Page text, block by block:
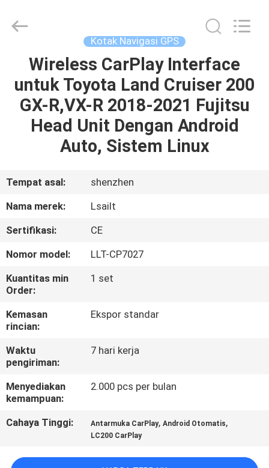
RUMAH
PRODUK
TENTANG
KAMI
TUR
PABRIK
KONTROL
KUALITAS
HUBUNGI
BERITA
KASUS
Electron
Co.,Ltd.
Kotak Navigasi GPS
Wireless CarPlay Interface
untuk Toyota Land Cruiser 200
GX-R,VX-R 2018-2021 Fujitsu
Head Unit Dengan Android
Auto, Sistem Linux
Tempat asal:
shenzhen
Nama merek:
Lsailt
Sertifikasi:
CE
Nomor model:
LLT-CP7027
Kuantitas min
Order:
1 set
Kemasan
rincian:
Ekspor standar
Waktu
pengiriman:
7 hari kerja
Menyediakan
kemampuan:
2.000 pcs per bulan
Cahaya Tinggi: Antarmuka CarPlay,Android Otomatis,
LC200 CarPlay